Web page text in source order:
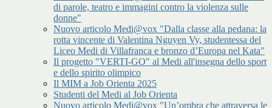
di parole, teatro e immagini contro la violenza sulle
donne"
Nuovo articolo Medi@vox "Dalla classe alla pedana: la
rotta vincente di Valentina Nguyen Vy, studentessa del
Liceo Medi di Villafranca e bronzo d’Europa nel Kata"
Il progetto "VERTI-GO" al Medi all'insegna dello sport
e dello spirito olimpico
Il MIM a Job Orienta 2025
Studenti del Medi al Job Orienta
Nuovo articolo Medi@vox "Un’ombra che attraversa le